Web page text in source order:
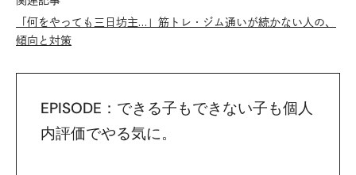
「何をやっても三日坊主…」筋トレ・ジム通いが続かない人の、
傾向と対策
EPISODE：できる子もできない子も個人
内評価でやる気に。